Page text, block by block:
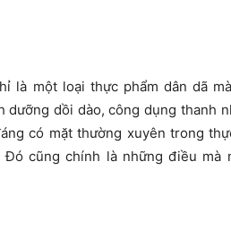
là một loại thực phẩm dân dã
dưỡng dồi dào, công dụng thanh
có mặt thường xuyên trong
Đó cũng chính là những điều